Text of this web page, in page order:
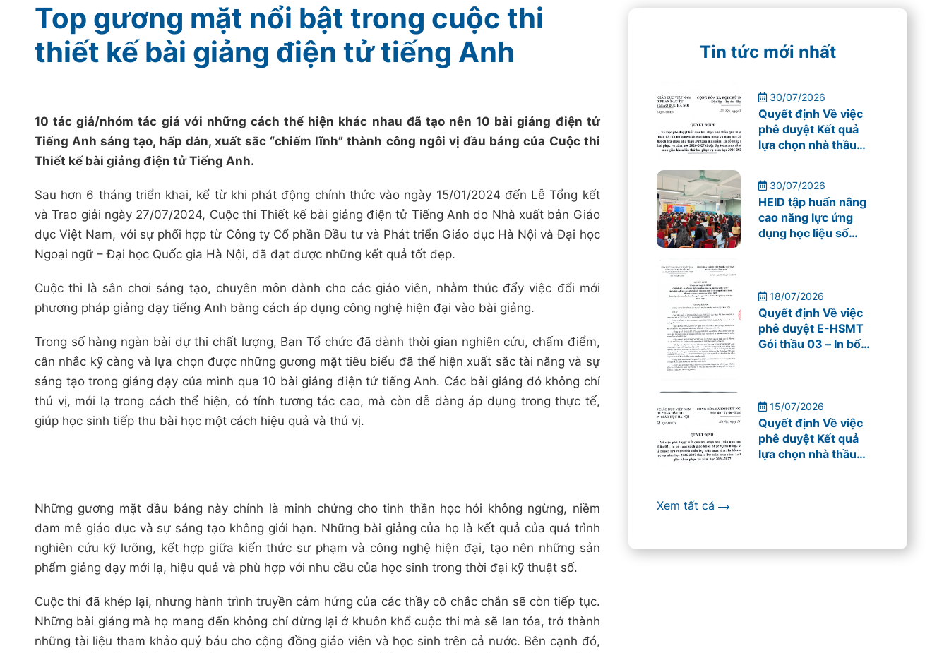
Top gương mặt nổi bật trong cuộc thi
thiết kế bài giảng điện tử tiếng Anh
10 tác giả/nhóm tác giả với những cách thể hiện khác nhau đã tạo nên 10 bài giảng điện tử
Tiếng Anh sáng tạo, hấp dẫn, xuất sắc “chiếm lĩnh” thành công ngôi vị đầu bảng của Cuộc thi
Thiết kế bài giảng điện tử Tiếng Anh.
Sau hơn 6 tháng triển khai, kể từ khi phát động chính thức vào ngày 15/01/2024 đến Lễ Tổng kết
và Trao giải ngày 27/07/2024, Cuộc thi Thiết kế bài giảng điện tử Tiếng Anh do Nhà xuất bản Giáo
dục Việt Nam, với sự phối hợp từ Công ty Cổ phần Đầu tư và Phát triển Giáo dục Hà Nội và Đại học
Ngoại ngữ – Đại học Quốc gia Hà Nội, đã đạt được những kết quả tốt đẹp.
Cuộc thi là sân chơi sáng tạo, chuyên môn dành cho các giáo viên, nhằm thúc đẩy việc đổi mới
phương pháp giảng dạy tiếng Anh bằng cách áp dụng công nghệ hiện đại vào bài giảng.
Trong số hàng ngàn bài dự thi chất lượng, Ban Tổ chức đã dành thời gian nghiên cứu, chấm điểm,
cân nhắc kỹ càng và lựa chọn được những gương mặt tiêu biểu đã thể hiện xuất sắc tài năng và sự
sáng tạo trong giảng dạy của mình qua 10 bài giảng điện tử tiếng Anh. Các bài giảng đó không chỉ
thú vị, mới lạ trong cách thể hiện, có tính tương tác cao, mà còn dễ dàng áp dụng trong thực tế,
giúp học sinh tiếp thu bài học một cách hiệu quả và thú vị.
Những gương mặt đầu bảng này chính là minh chứng cho tinh thần học hỏi không ngừng, niềm
đam mê giáo dục và sự sáng tạo không giới hạn. Những bài giảng của họ là kết quả của quá trình
nghiên cứu kỹ lưỡng, kết hợp giữa kiến thức sư phạm và công nghệ hiện đại, tạo nên những sản
phẩm giảng dạy mới lạ, hiệu quả và phù hợp với nhu cầu của học sinh trong thời đại kỹ thuật số.
Cuộc thi đã khép lại, nhưng hành trình truyền cảm hứng của các thầy cô chắc chắn sẽ còn tiếp tục.
Những bài giảng mà họ mang đến không chỉ dừng lại ở khuôn khổ cuộc thi mà sẽ lan tỏa, trở thành
những tài liệu tham khảo quý báu cho cộng đồng giáo viên và học sinh trên cả nước. Bên cạnh đó,
Tin tức mới nhất
Quyết định Về việc
phê duyệt Kết quả
lựa chọn nhà thầu
giáo khoa phục vụ
năm học 2026-
2027
30/07/2026
HEID tập huấn nâng
cao năng lực ứng
dụng học liệu số
30/07/2026
Quyết định Về việc
phê duyệt E-HSMT
Gói thầu 03 – In bố
18/07/2026
Quyết định Về việc
phê duyệt Kết quả
lựa chọn nhà thầu
15/07/2026
Xem tất cả